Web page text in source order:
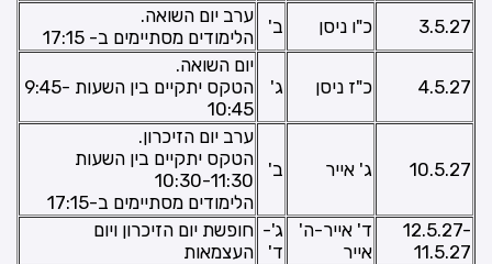
3.5.27
כ"ו ניסן ב'
ערב יום השואה.
הלימודים מסתיימים ב- 17:15
4.5.27 כ"ז ניסן ג'
יום השואה.
הטקס יתקיים בין השעות 9:45-
10:45
10.5.27 ג' אייר ב'
ערב יום הזיכרון.
הטקס יתקיים בין השעות
10:30-11:30
הלימודים מסתיימים ב-17:15
12.5.27-
11.5.27
ד' אייר-ה'
אייר
ג'-
ד'
חופשת יום הזיכרון ויום
העצמאות